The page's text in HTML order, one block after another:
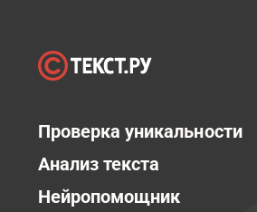
Проверка уникальности
Анализ текста
Нейропомощник